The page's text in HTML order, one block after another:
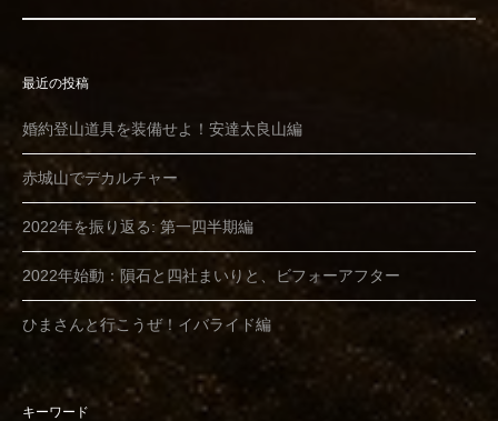
最近の投稿
婚約登山道具を装備せよ！安達太良山編
赤城山でデカルチャー
2022年を振り返る: 第一四半期編
2022年始動：隕石と四社まいりと、ビフォーアフター
ひまさんと行こうぜ！イバライド編
キーワード